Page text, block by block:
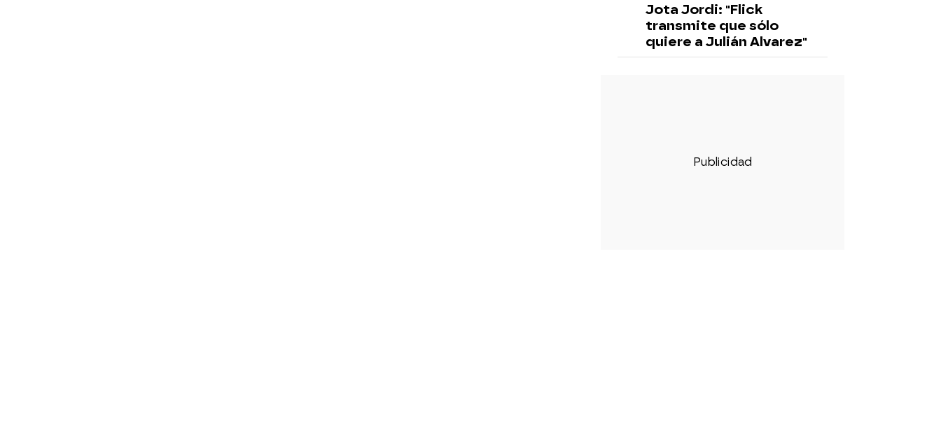
Jota Jordi: "Flick
transmite que sólo
quiere a Julián Alvarez"